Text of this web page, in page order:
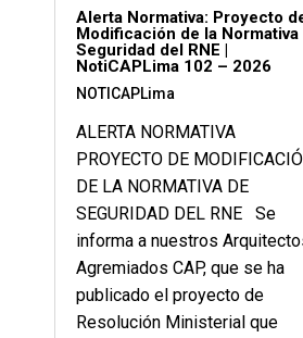
Alerta Normativa: Proyecto
Modificación de la Normativa
Seguridad del RNE |
NotiCAPLima 102 – 2026
NOTICAPLima
ALERTA NORMATIVA
PROYECTO DE
DE LA NORMATIVA DE
SEGURIDAD DEL RNE Se
informa a nuestros
Agremiados CAP, que se ha
publicado el proyecto de
Resolución Ministerial que